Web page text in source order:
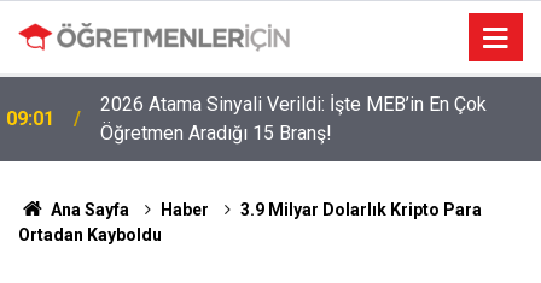
09:01
2026 Atama Sinyali Verildi: İşte MEB’in En Çok
Öğretmen Aradığı 15 Branş!
Ana Sayfa Haber
3.9 Milyar Dolarlık Kripto Para
Ortadan Kayboldu